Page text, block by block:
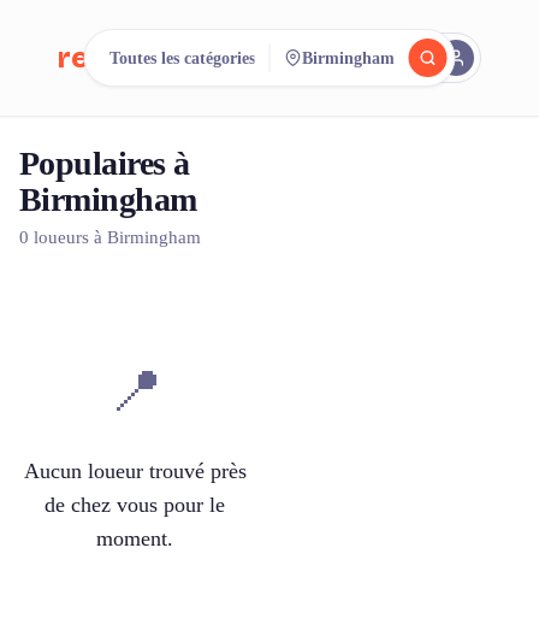
reeent! EN
Cherchez.
Toutes les catégories Birmingham
Populaires à
Birmingham
0 loueurs à Birmingham
📍
Aucun loueur trouvé près
de chez vous pour le
moment.